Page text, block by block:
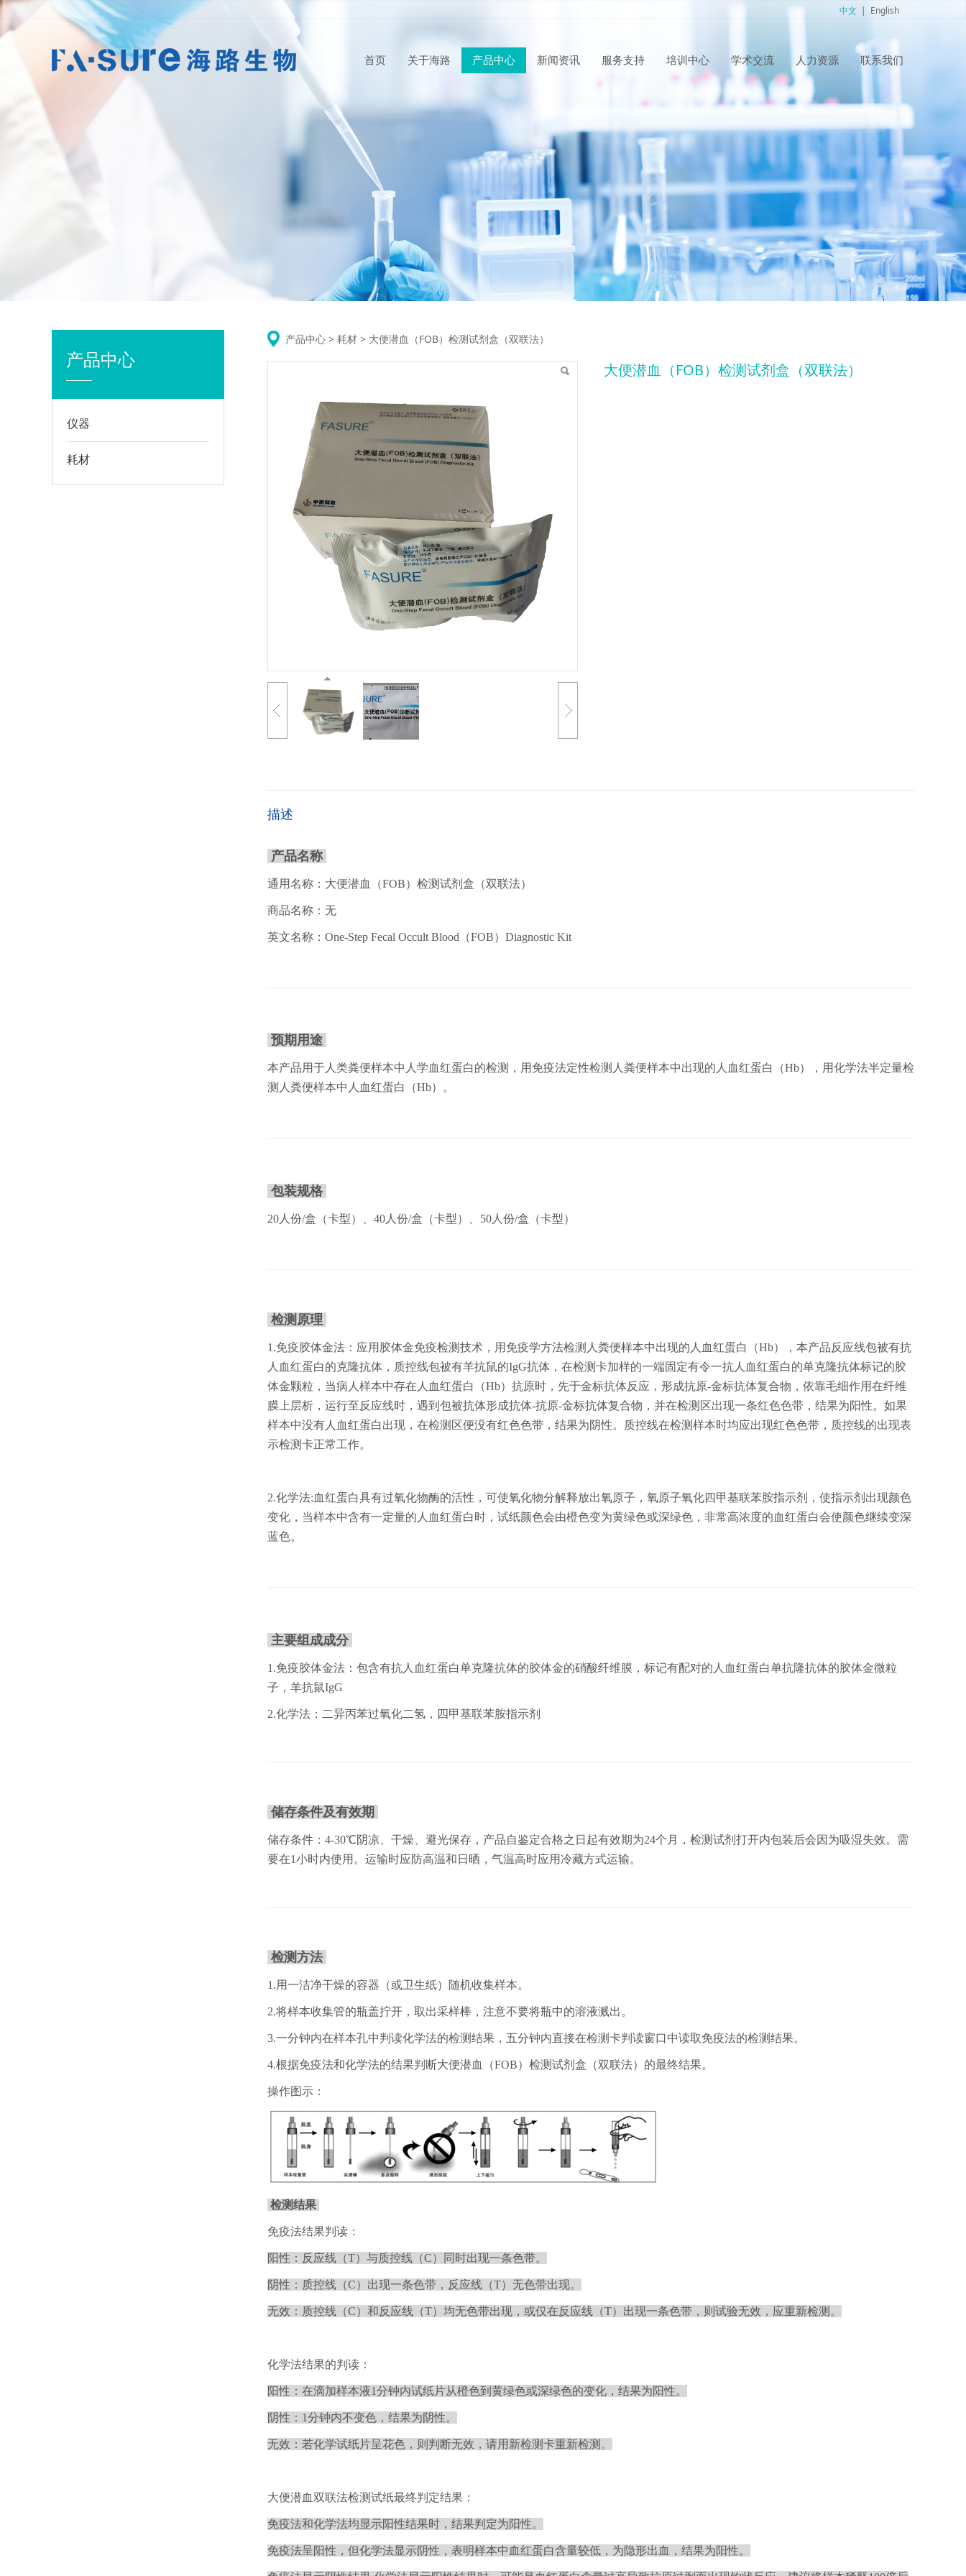
中文 | English
首页 关于海路 产品中心 新闻资讯 服务支持 培训中心 学术交流 人力资源 联系我们
产品中心
仪器
耗材
大便潜血（FOB）检测试剂盒（双联法）
产品中心 > 耗材 > 大便潜血（FOB）检测试剂盒（双联法）
大便潜血（FOB）检测试剂盒（双联法）
描述
产品名称
通用名称：大便潜血（FOB）检测试剂盒（双联法）
商品名称：无
英文名称：One-Step Fecal Occult Blood（FOB）Diagnostic Kit
预期用途
本产品用于人类粪便样本中人学血红蛋白的检测，用免疫法定性检测人粪便样本中出现的人血红蛋白（Hb），用化学法半定量检
测人粪便样本中人血红蛋白（Hb）。
包装规格
20人份/盒（卡型）、40人份/盒（卡型）、50人份/盒（卡型）
检测原理
1.免疫胶体金法：应用胶体金免疫检测技术，用免疫学方法检测人粪便样本中出现的人血红蛋白（Hb），本产品反应线包被有抗
人血红蛋白的克隆抗体，质控线包被有羊抗鼠的IgG抗体，在检测卡加样的一端固定有令一抗人血红蛋白的单克隆抗体标记的胶
体金颗粒，当病人样本中存在人血红蛋白（Hb）抗原时，先于金标抗体反应，形成抗原-金标抗体复合物，依靠毛细作用在纤维
膜上层析，运行至反应线时，遇到包被抗体形成抗体-抗原-金标抗体复合物，并在检测区出现一条红色色带，结果为阳性。如果
样本中没有人血红蛋白出现，在检测区便没有红色色带，结果为阴性。质控线在检测样本时均应出现红色色带，质控线的出现表
示检测卡正常工作。
2.化学法:血红蛋白具有过氧化物酶的活性，可使氧化物分解释放出氧原子，氧原子氧化四甲基联苯胺指示剂，使指示剂出现颜色
变化，当样本中含有一定量的人血红蛋白时，试纸颜色会由橙色变为黄绿色或深绿色，非常高浓度的血红蛋白会使颜色继续变深
蓝色。
主要组成成分
1.免疫胶体金法：包含有抗人血红蛋白单克隆抗体的胶体金的硝酸纤维膜，标记有配对的人血红蛋白单抗隆抗体的胶体金微粒
子，羊抗鼠IgG
2.化学法： 二异丙苯过氧化二氢，四甲基联苯胺指示剂
储存条件及有效期
储存条件：4-30℃阴凉、干燥、避光保存，产品自鉴定合格之日起有效期为24个月，检测试剂打开内包装后会因为吸湿失效。需
要在1小时内使用。运输时应防高温和日晒，气温高时应用冷藏方式运输。
检测方法
1.用一洁净干燥的容器（或卫生纸）随机收集样本。
2.将样本收集管的瓶盖拧开，取出采样棒，注意不要将瓶中的溶液溅出。
3.一分钟内在样本孔中判读化学法的检测结果，五分钟内直接在检测卡判读窗口中读取免疫法的检测结果。
4.根据免疫法和化学法的结果判断大便潜血（FOB）检测试剂盒（双联法）的最终结果。
操作图示：
检测结果
免疫法结果判读：
阳性：反应线（T）与质控线（C）同时出现一条色带。
阴性：质控线（C）出现一条色带，反应线（T）无色带出现。
无效：质控线（C）和反应线（T）均无色带出现，或仅在反应线（T）出现一条色带，则试验无效，应重新检测。
化学法结果的判读：
阳性：在滴加样本液1分钟内试纸片从橙色到黄绿色或深绿色的变化，结果为阳性。
阴性：1分钟内不变色，结果为阴性。
无效：若化学试纸片呈花色，则判断无效，请用新检测卡重新检测。
大便潜血双联法检测试纸最终判定结果：
免疫法和化学法均显示阳性结果时，结果判定为阳性。
免疫法呈阳性，但化学法显示阴性，表明样本中血红蛋白含量较低，为隐形出血，结果为阳性。